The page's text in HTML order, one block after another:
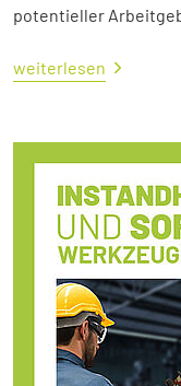
potentieller
weiterlesen